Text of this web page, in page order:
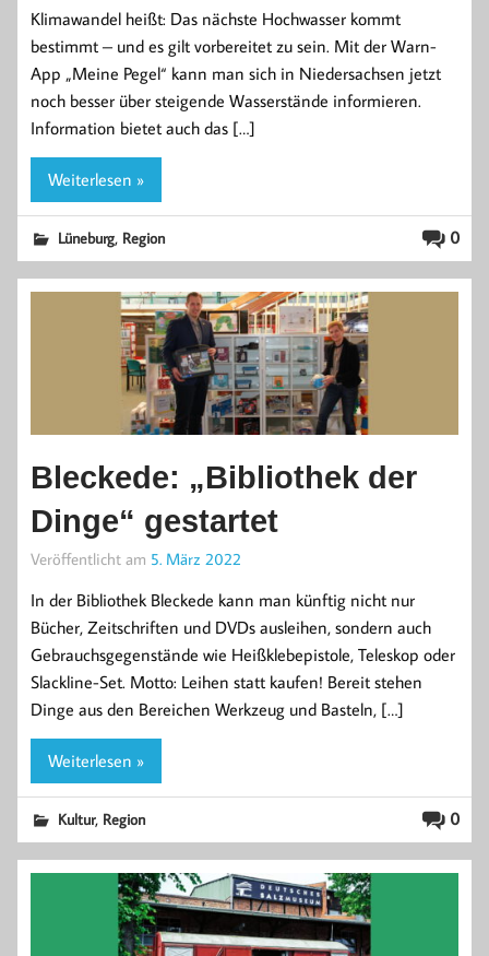
Klimawandel heißt: Das nächste Hochwasser kommt
bestimmt – und es gilt vorbereitet zu sein. Mit der Warn-
App „Meine Pegel“ kann man sich in Niedersachsen jetzt
noch besser über steigende Wasserstände informieren.
Information bietet auch das […]
Weiterlesen »
0
Lüneburg, Region
Bleckede: „Bibliothek der
Dinge“ gestartet
Veröffentlicht am 5. März 2022
In der Bibliothek Bleckede kann man künftig nicht nur
Bücher, Zeitschriften und DVDs ausleihen, sondern auch
Gebrauchsgegenstände wie Heißklebepistole, Teleskop oder
Slackline-Set. Motto: Leihen statt kaufen! Bereit stehen
Dinge aus den Bereichen Werkzeug und Basteln, […]
Weiterlesen »
0
Kultur, Region